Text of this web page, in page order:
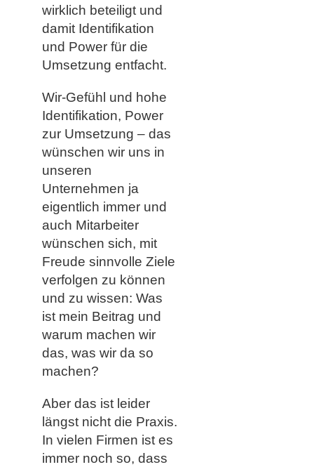
wirklich beteiligt und
damit Identifikation
und Power für die
Umsetzung entfacht.
Wir-Gefühl und hohe
Identifikation, Power
zur Umsetzung – das
wünschen wir uns in
unseren
Unternehmen ja
eigentlich immer und
auch Mitarbeiter
wünschen sich, mit
Freude sinnvolle Ziele
verfolgen zu können
und zu wissen: Was
ist mein Beitrag und
warum machen wir
das, was wir da so
machen?
Aber das ist leider
längst nicht die Praxis.
In vielen Firmen ist es
immer noch so, dass